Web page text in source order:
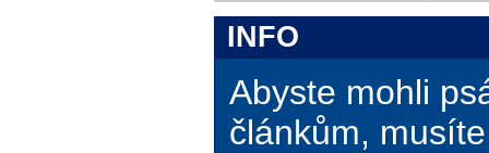
INFO
Abyste mohli
článkům,